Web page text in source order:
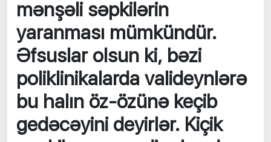
mənşəli səpkilərin
yaranması mümkündür.
Əfsuslar olsun ki, bəzi
poliklinikalarda valideynlərə
bu halın öz-özünə keçib
gedəcəyini deyirlər. Kiçik